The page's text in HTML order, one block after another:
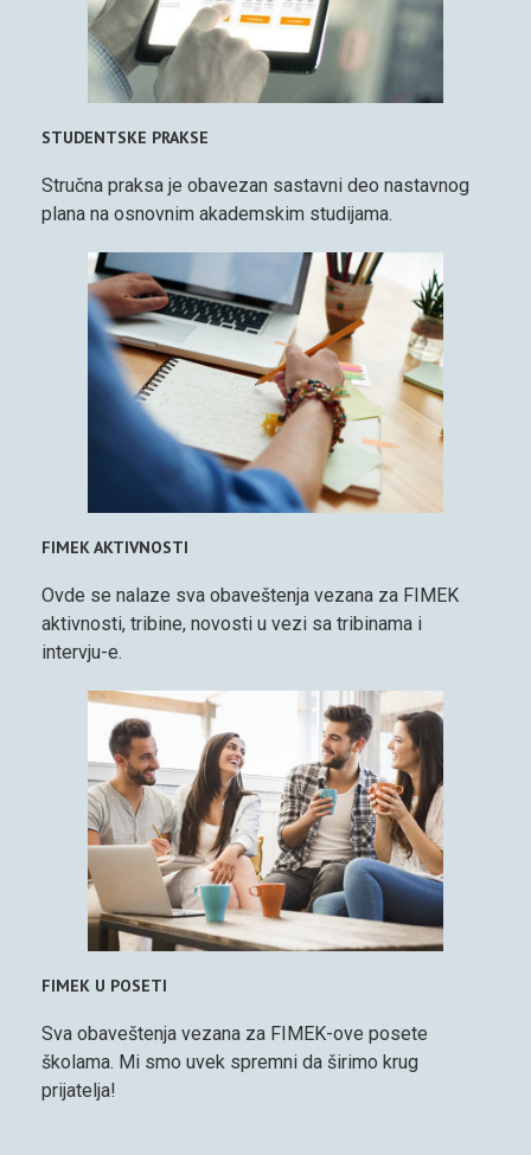
STUDENTSKE PRAKSE
Stručna praksa je obavezan sastavni deo nastavnog
plana na osnovnim akademskim studijama.
FIMEK AKTIVNOSTI
Ovde se nalaze sva obaveštenja vezana za FIMEK
aktivnosti, tribine, novosti u vezi sa tribinama i
intervju-e.
FIMEK U POSETI
Sva obaveštenja vezana za FIMEK-ove posete
školama. Mi smo uvek spremni da širimo krug
prijatelja!